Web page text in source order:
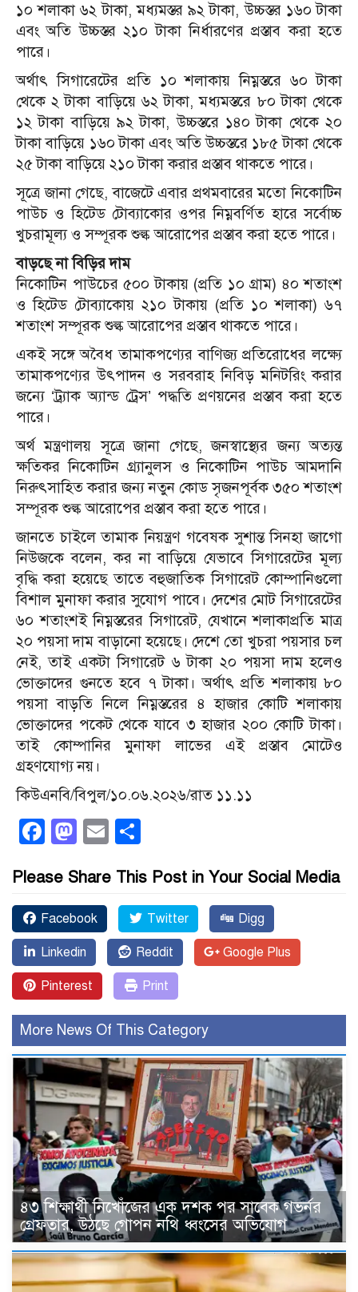
১০ শলাকা ৬২ টাকা, মধ্যমস্তর ৯২ টাকা, উচ্চস্তর ১৬০ টাকা
এবং অতি উচ্চস্তর ২১০ টাকা নির্ধারণের প্রস্তাব করা হতে
পারে।
অর্থাৎ সিগারেটের প্রতি ১০ শলাকায় নিম্নস্তরে ৬০ টাকা
থেকে ২ টাকা বাড়িয়ে ৬২ টাকা, মধ্যমস্তরে ৮০ টাকা থেকে
১২ টাকা বাড়িয়ে ৯২ টাকা, উচ্চস্তরে ১৪০ টাকা থেকে ২০
টাকা বাড়িয়ে ১৬০ টাকা এবং অতি উচ্চস্তরে ১৮৫ টাকা থেকে
২৫ টাকা বাড়িয়ে ২১০ টাকা করার প্রস্তাব থাকতে পারে।
সূত্রে জানা গেছে, বাজেটে এবার প্রথমবারের মতো নিকোটিন
পাউচ ও হিটেড টোব্যাকোর ওপর নিম্নবর্ণিত হারে সর্বোচ্চ
খুচরামূল্য ও সম্পূরক শুল্ক আরোপের প্রস্তাব করা হতে পারে।
বাড়ছে না বিড়ির দাম
নিকোটিন পাউচের ৫০০ টাকায় (প্রতি ১০ গ্রাম) ৪০ শতাংশ
ও হিটেড টোব্যাকোয় ২১০ টাকায় (প্রতি ১০ শলাকা) ৬৭
শতাংশ সম্পূরক শুল্ক আরোপের প্রস্তাব থাকতে পারে।
একই সঙ্গে অবৈধ তামাকপণ্যের বাণিজ্য প্রতিরোধের লক্ষ্যে
তামাকপণ্যের উৎপাদন ও সরবরাহ নিবিড় মনিটরিং করার
জন্যে ‘ট্র্যাক অ্যান্ড ট্রেস’ পদ্ধতি প্রণয়নের প্রস্তাব করা হতে
পারে।
অর্থ মন্ত্রণালয় সূত্রে জানা গেছে, জনস্বাস্থ্যের জন্য অত্যন্ত
ক্ষতিকর নিকোটিন গ্র্যানুলস ও নিকোটিন পাউচ আমদানি
নিরুৎসাহিত করার জন্য নতুন কোড সৃজনপূর্বক ৩৫০ শতাংশ
সম্পূরক শুল্ক আরোপের প্রস্তাব করা হতে পারে।
জানতে চাইলে তামাক নিয়ন্ত্রণ গবেষক সুশান্ত সিনহা জাগো
নিউজকে বলেন, কর না বাড়িয়ে যেভাবে সিগারেটের মূল্য
বৃদ্ধি করা হয়েছে তাতে বহুজাতিক সিগারেট কোম্পানিগুলো
বিশাল মুনাফা করার সুযোগ পাবে। দেশের মোট সিগারেটের
৬০ শতাংশই নিম্নস্তরের সিগারেট, যেখানে শলাকাপ্রতি মাত্র
২০ পয়সা দাম বাড়ানো হয়েছে। দেশে তো খুচরা পয়সার চল
নেই, তাই একটা সিগারেট ৬ টাকা ২০ পয়সা দাম হলেও
ভোক্তাদের গুনতে হবে ৭ টাকা। অর্থাৎ প্রতি শলাকায় ৮০
পয়সা বাড়তি নিলে নিম্নস্তরের ৪ হাজার কোটি শলাকায়
ভোক্তাদের পকেট থেকে যাবে ৩ হাজার ২০০ কোটি টাকা।
তাই কোম্পানির মুনাফা লাভের এই প্রস্তাব মোটেও
গ্রহণযোগ্য নয়।
কিউএনবি/বিপুল/১০.০৬.২০২৬/রাত ১১.১১
Facebook
Mastodon
Email
Please Share This Post in Your Social Media
Facebook Twitter Digg
Linkedin Reddit Google Plus
Pinterest Print
More News Of This Category
৪৩ শিক্ষার্থী নিখোঁজের এক দশক পর সাবেক গভর্নর
গ্রেফতার, উঠছে গোপন নথি ধ্বংসের অভিযোগ